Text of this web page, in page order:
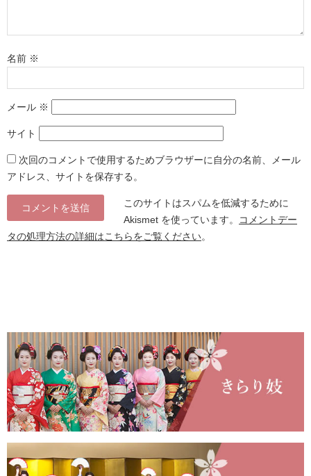
名前 ※
メール ※
サイト
次回のコメントで使用するためブラウザーに自分の名前、メール
アドレス、サイトを保存する。
このサイトはスパムを低減するために
Akismet を使っています。
コメントデー
タの処理方法の詳細はこちらをご覧ください。